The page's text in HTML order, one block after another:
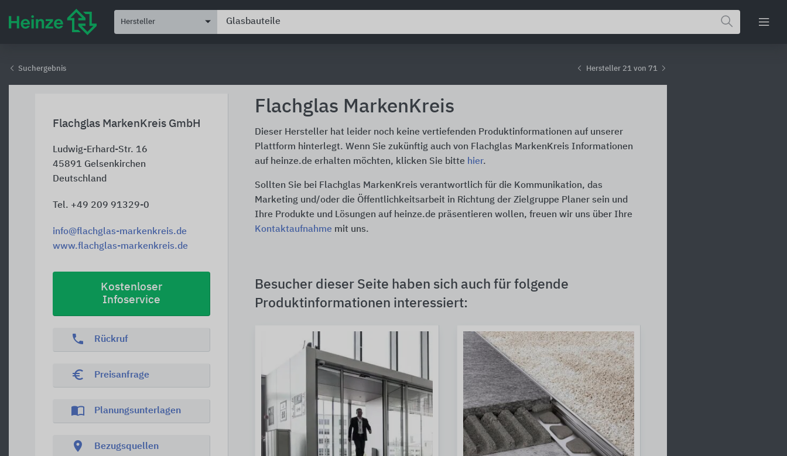
Hersteller
Suchergebnis Hersteller 21 von 71
Flachglas MarkenKreis GmbH
Ludwig-Erhard-Str. 16
45891 Gelsenkirchen
Deutschland
Tel. +49 209 91329-0
info@flachglas-markenkreis.de
www.flachglas-markenkreis.de
Kostenloser
Infoservice
phone Rückruf
euro_symbol Preisanfrage
import_contacts Planungsunterlagen
location_on Bezugsquellen
Flachglas MarkenKreis
Dieser Hersteller hat leider noch keine vertiefenden Produktinformationen auf unserer
Plattform hinterlegt. Wenn Sie zukünftig auch von Flachglas MarkenKreis Informationen
auf heinze.de erhalten möchten, klicken Sie bitte hier.
Sollten Sie bei Flachglas MarkenKreis verantwortlich für die Kommunikation, das
Marketing und/oder die Öffentlichkeitsarbeit in Richtung der Zielgruppe Planer sein und
Ihre Produkte und Lösungen auf heinze.de präsentieren wollen, freuen wir uns über Ihre
Kontaktaufnahme mit uns.
Besucher dieser Seite haben sich auch für folgende
Produktinformationen interessiert: